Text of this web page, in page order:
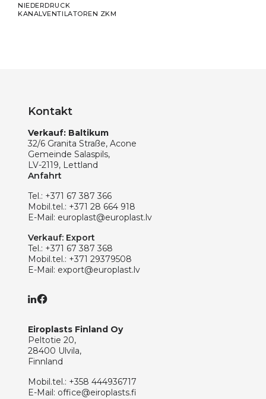
NIEDERDRUCK
KANALVENTILATOREN ZKM
Kontakt
Verkauf: Baltikum
32/6 Granita Straße, Acone
Gemeinde Salaspils,
LV-2119, Lettland
Anfahrt
Tel.: +371 67 387 366
Mobil.tel.: +371 28 664 918
E-Mail: europlast@europlast.lv
Verkauf: Export
Tel.: +371 67 387 368
Mobil.tel.: +371 29379508
E-Mail: export@europlast.lv
Eiroplasts Finland Oy
Peltotie 20,
28400 Ulvila,
Finnland
Mobil.tel.: +358 444936717
E-Mail: office@eiroplasts.fi